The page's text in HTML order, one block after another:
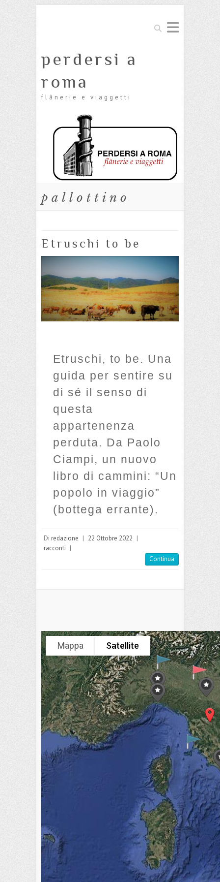
Cerca
perdersi a
roma
flânerie e viaggetti
pallottino
Etruschi to be
Etruschi, to be. Una
guida per sentire su
di sé il senso di
questa
appartenenza
perduta. Da Paolo
Ciampi, un nuovo
libro di cammini: “Un
popolo in viaggio”
(bottega errante).
Di redazione | 22 Ottobre 2022 |
racconti |
Continua
Mappa Satellite